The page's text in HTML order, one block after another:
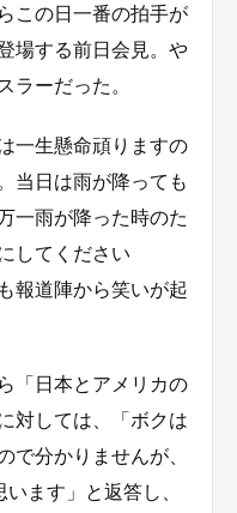
この日一番の拍手が
場する前日会見。や
ラーだった。
一生懸命頑りますの
当日は雨が降っても
一雨が降った時のた
してください
報道陣から笑いが起
「日本とアメリカの
対しては、「ボクは
で分かりませんが、
ます」と返答し、